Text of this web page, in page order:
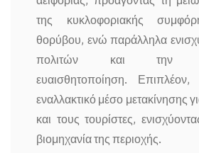
της κυκλοφοριακής
θορύβου, ενώ παράλληλα
πολιτών και την
ευαισθητοποίηση.
εναλλακτικό μέσο μετακίνησης
και τους τουρίστες,
βιομηχανία της περιοχής.